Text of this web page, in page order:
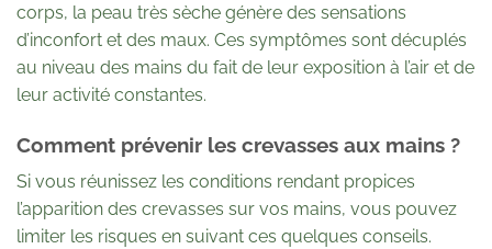
corps, la peau très sèche génère des sensations
d’inconfort et des maux. Ces symptômes sont décuplés
au niveau des mains du fait de leur exposition à l’air et de
leur activité constantes.
Comment prévenir les crevasses aux mains ?
Si vous réunissez les conditions rendant propices
l’apparition des crevasses sur vos mains, vous pouvez
limiter les risques en suivant ces quelques conseils.